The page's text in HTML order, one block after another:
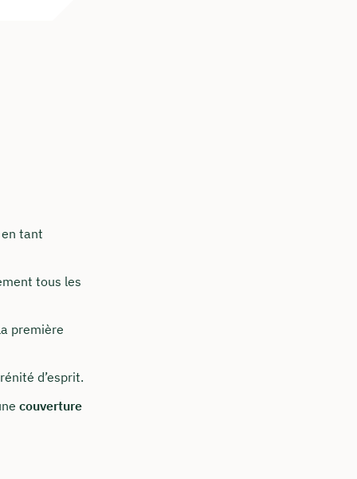
tant
tous les
première
d’esprit.
couverture